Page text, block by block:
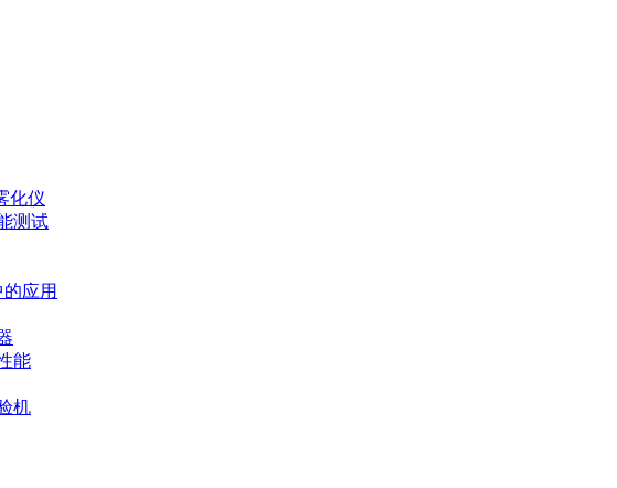
化仪
测试
应用
能
机